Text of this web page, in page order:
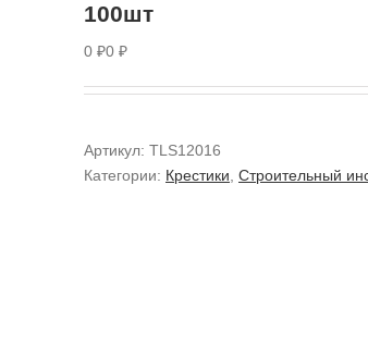
100шт
0 ₽0 ₽
Артикул: TLS12016
Категории: Крестики Строительный